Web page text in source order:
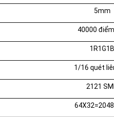
5mm
40000
1R1G1B
1/16 quét
2121